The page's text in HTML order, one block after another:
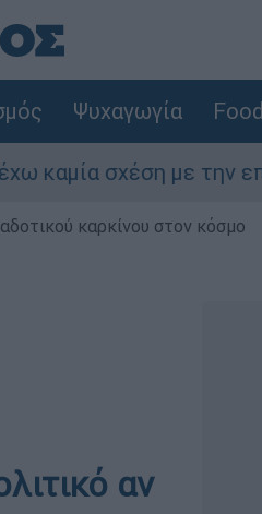
Ψυχαγωγία
με την επίθεση»
καρκίνου στον κόσμο
αν